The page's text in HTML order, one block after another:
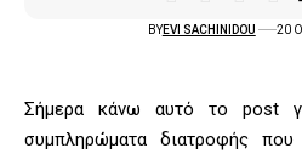
BYEVI SACHINIDOU 20
Σήμερα κάνω αυτό το post
συμπληρώματα διατροφής